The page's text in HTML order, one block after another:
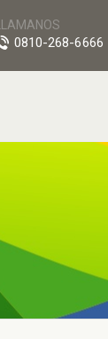
LLAMANOS
0810-268-6666